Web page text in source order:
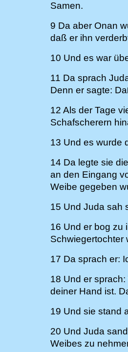
Samen.
9 Da aber Onan
daß er ihn
10 Und es war
11 Da sprach
Denn er sagte:
12 Als der Tage
Schafscherern
13 Und es wurde
14 Da legte sie
an den Eingang
Weibe gegeben
15 Und Juda sah
16 Und er bog zu
Schwiegertochter
17 Da sprach er:
18 Und er
deiner Hand ist.
19 Und sie stand
20 Und Juda
Weibes zu